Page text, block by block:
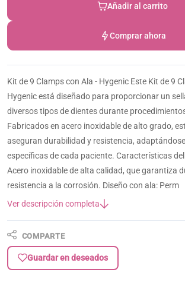
Añadir al carrito
Comprar ahora
Kit de 9 Clamps con Ala - Hygenic Este Kit de 9
Hygenic está diseñado para proporcionar un
diversos tipos de dientes durante
Fabricados en acero inoxidable de alto grado,
aseguran durabilidad y resistencia,
específicas de cada paciente. Características
Acero inoxidable de alta calidad, que garantiza
resistencia a la corrosión. Diseño con ala: Perm
Ver descripción completa
COMPARTE
Guardar en deseados